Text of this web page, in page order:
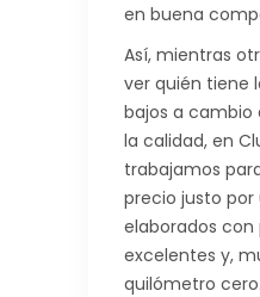
en buena
Así, mientras
ver quién tiene
bajos a cambio
la calidad, en
trabajamos
precio justo por
elaborados
excelentes y,
quilómetro